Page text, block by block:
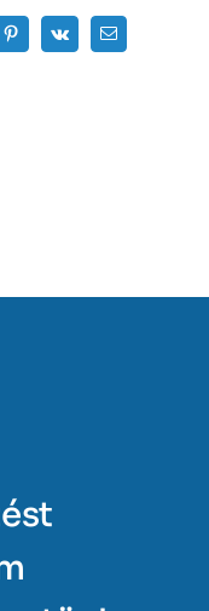
Pinterest
Vk Email: